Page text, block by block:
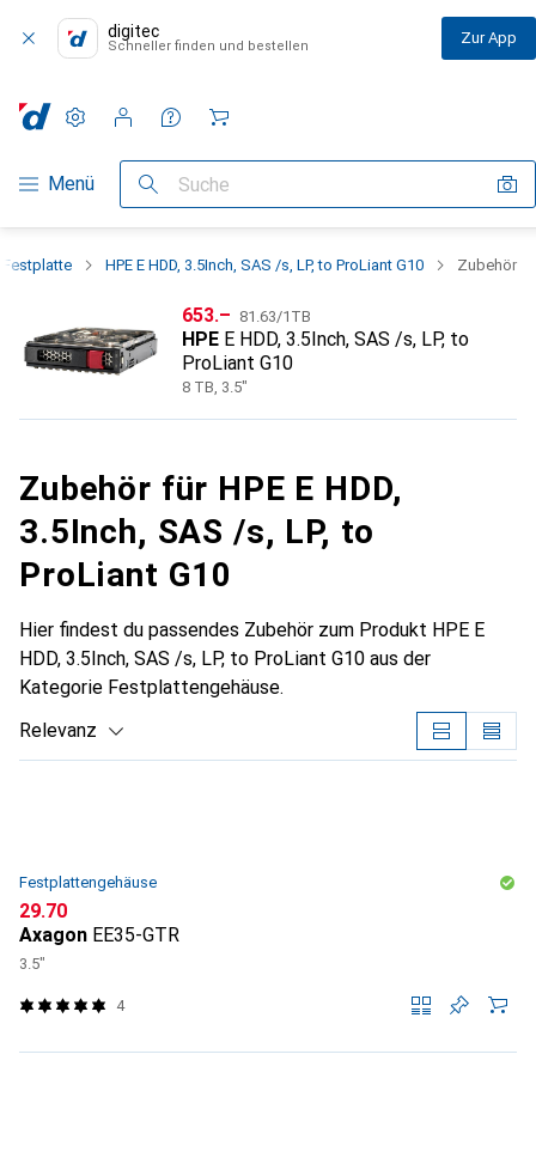
digitec
Schneller finden und bestellen Zur App
Navigation nach Kategorien
Menü Suche
Einstellungen
Kundenkonto
Vergleichslisten
Merklisten
Warenkorb
Festplatte HPE E HDD, 3.5Inch, SAS /s, LP, to ProLiant G10 Zubehör
CHF
653.– CHF
81.63/1TB
HPE E HDD, 3.5Inch, SAS /s, LP, to
ProLiant G10
8 TB, 3.5"
Zubehör für HPE E HDD,
3.5Inch, SAS /s, LP, to
ProLiant G10
Hier findest du passendes Zubehör zum Produkt HPE E
HDD, 3.5Inch, SAS /s, LP, to ProLiant G10 aus der
Kategorie Festplattengehäuse.
Relevanz
Festplattengehäuse
CHF
29.70
Axagon EE35-GTR
3.5"
4